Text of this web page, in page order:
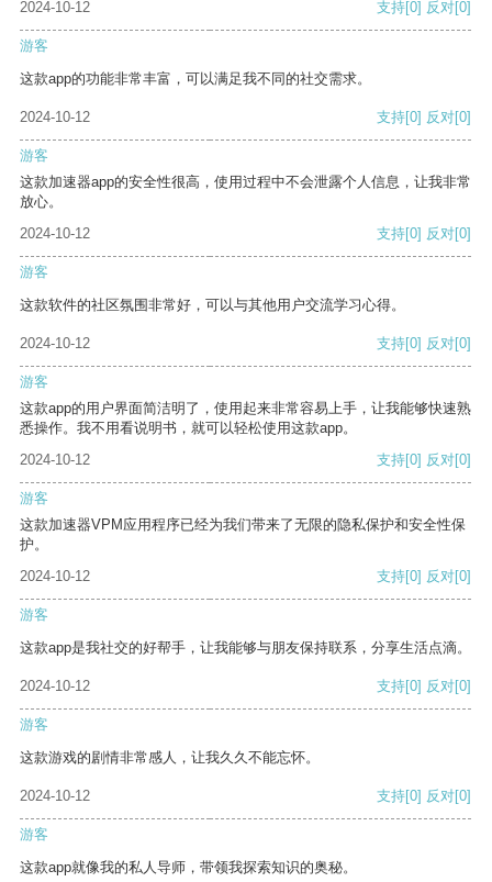
2024-10-12 支持[0] 反对[0]
游客
这款app的功能非常丰富，可以满足我不同的社交需求。
2024-10-12 支持[0] 反对[0]
游客
这款加速器app的安全性很高，使用过程中不会泄露个人信息，让我非常
放心。
2024-10-12
支持[0] 反对[0]
游客
这款软件的社区氛围非常好，可以与其他用户交流学习心得。
2024-10-12 支持[0] 反对[0]
游客
这款app的用户界面简洁明了，使用起来非常容易上手，让我能够快速熟
悉操作。我不用看说明书，就可以轻松使用这款app。
2024-10-12
支持[0] 反对[0]
游客
这款加速器VPM应用程序已经为我们带来了无限的隐私保护和安全性保
护。
2024-10-12
支持[0] 反对[0]
游客
这款app是我社交的好帮手，让我能够与朋友保持联系，分享生活点滴。
2024-10-12 支持[0] 反对[0]
游客
这款游戏的剧情非常感人，让我久久不能忘怀。
2024-10-12 支持[0] 反对[0]
游客
这款app就像我的私人导师，带领我探索知识的奥秘。